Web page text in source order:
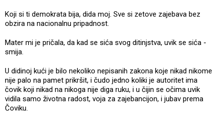
Koji si ti demokrata bija, dida moj. Sve si zetove zajebava bez
obzira na nacionalnu pripadnost.
Mater mi je pričala, da kad se sića svog ditinjstva, uvik se sića -
smija.
U didinoj kući je bilo nekoliko nepisanih zakona koje nikad nikome
nije palo na pamet prikršit, i čudo jedno koliki je autoritet ima
čovik koji nikad na nikoga nije diga ruku, i u čijin se očima uvik
vidila samo životna radost, voja za zajebancijon, i jubav prema
Čoviku.